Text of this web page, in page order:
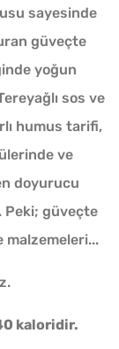
sayesinde
güveçte
yoğun
sos ve
humus tarifi,
ve
doyurucu
Peki; güveçte
malzemeleri...
kaloridir.